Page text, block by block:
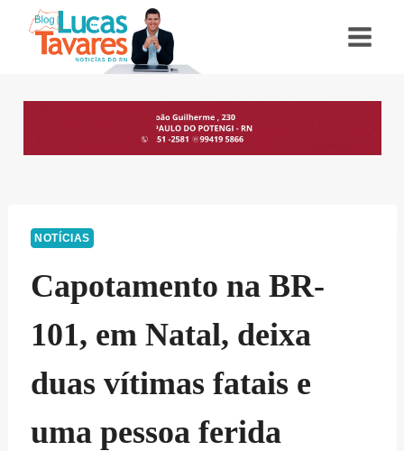
NOTÍCIAS
Capotamento na BR-
101, em Natal, deixa
duas vítimas fatais e
uma pessoa ferida